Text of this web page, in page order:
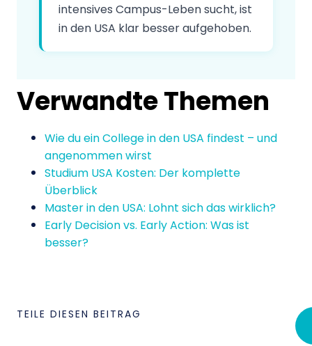
intensives Campus-Leben sucht, ist
in den USA klar besser aufgehoben.
Verwandte Themen
Wie du ein College in den USA findest – und
angenommen wirst
Studium USA Kosten: Der komplette
Überblick
Master in den USA: Lohnt sich das wirklich?
Early Decision vs. Early Action: Was ist
besser?
TEILE DIESEN BEITRAG